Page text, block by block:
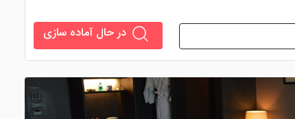
در حال آماده سازی